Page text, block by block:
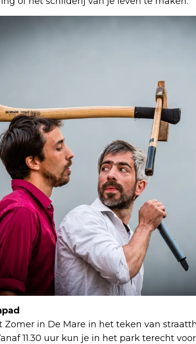
Zomer in De Mare in het teken van
11.30 uur kun je in het park terecht